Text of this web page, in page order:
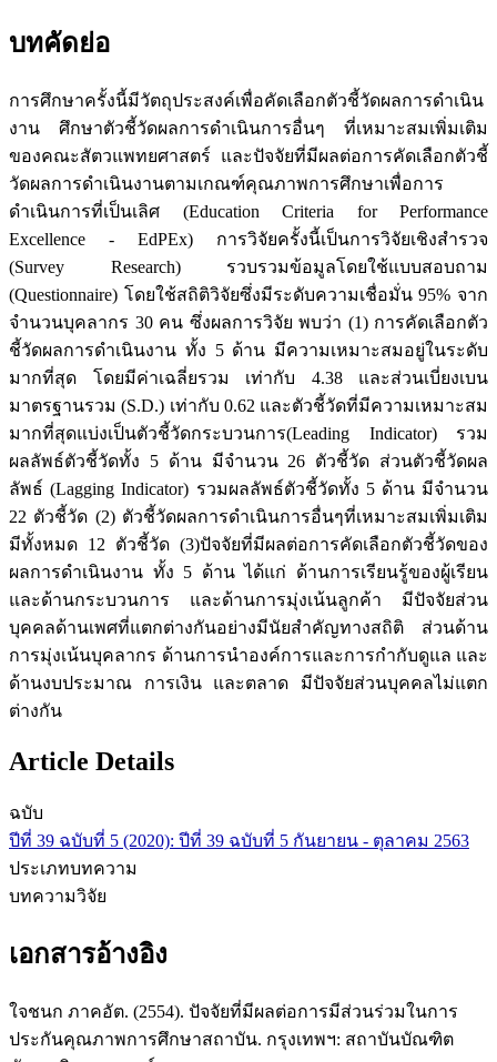
บทคัดย่อ
การศึกษาครั้งนี้มีวัตถุประสงค์เพื่อคัดเลือกตัวชี้วัดผลการดำเนิน
งาน ศึกษาตัวชี้วัดผลการดำเนินการอื่นๆ ที่เหมาะสมเพิ่มเติม
ของคณะสัตวแพทยศาสตร์ และปัจจัยที่มีผลต่อการคัดเลือกตัวชี้
วัดผลการดำเนินงานตามเกณฑ์คุณภาพการศึกษาเพื่อการ
ดำเนินการที่เป็นเลิศ (Education Criteria for Performance
Excellence - EdPEx) การวิจัยครั้งนี้เป็นการวิจัยเชิงสำรวจ
(Survey Research) รวบรวมข้อมูลโดยใช้แบบสอบถาม
(Questionnaire) โดยใช้สถิติวิจัยซึ่งมีระดับความเชื่อมั่น 95% จาก
จำนวนบุคลากร 30 คน ซึ่งผลการวิจัย พบว่า (1) การคัดเลือกตัว
ชี้วัดผลการดำเนินงาน ทั้ง 5 ด้าน มีความเหมาะสมอยู่ในระดับ
มากที่สุด โดยมีค่าเฉลี่ยรวม เท่ากับ 4.38 และส่วนเบี่ยงเบน
มาตรฐานรวม (S.D.) เท่ากับ 0.62 และตัวชี้วัดที่มีความเหมาะสม
มากที่สุดแบ่งเป็นตัวชี้วัดกระบวนการ(Leading Indicator) รวม
ผลลัพธ์ตัวชี้วัดทั้ง 5 ด้าน มีจำนวน 26 ตัวชี้วัด ส่วนตัวชี้วัดผล
ลัพธ์ (Lagging Indicator) รวมผลลัพธ์ตัวชี้วัดทั้ง 5 ด้าน มีจำนวน
22 ตัวชี้วัด (2) ตัวชี้วัดผลการดำเนินการอื่นๆที่เหมาะสมเพิ่มเติม
มีทั้งหมด 12 ตัวชี้วัด (3)ปัจจัยที่มีผลต่อการคัดเลือกตัวชี้วัดของ
ผลการดำเนินงาน ทั้ง 5 ด้าน ได้แก่ ด้านการเรียนรู้ของผู้เรียน
และด้านกระบวนการ และด้านการมุ่งเน้นลูกค้า มีปัจจัยส่วน
บุคคลด้านเพศที่แตกต่างกันอย่างมีนัยสำคัญทางสถิติ ส่วนด้าน
การมุ่งเน้นบุคลากร ด้านการนำองค์การและการกำกับดูแล และ
ด้านงบประมาณ การเงิน และตลาด มีปัจจัยส่วนบุคคลไม่แตก
ต่างกัน
Article Details
ฉบับ
ปีที่ 39 ฉบับที่ 5 (2020): ปีที่ 39 ฉบับที่ 5 กันยายน - ตุลาคม 2563
ประเภทบทความ
บทความวิจัย
เอกสารอ้างอิง
ใจชนก ภาคอัต. (2554). ปัจจัยที่มีผลต่อการมีส่วนร่วมในการ
ประกันคุณภาพการศึกษาสถาบัน. กรุงเทพฯ: สถาบันบัณฑิต